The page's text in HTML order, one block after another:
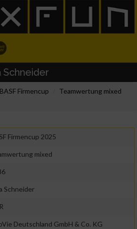
Schneider
BASF Firmencup
Teamwertung mixed
Firmencup 2025
mixed
Schneider
Deutschland GmbH & Co. KG